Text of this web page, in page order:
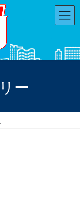
ー